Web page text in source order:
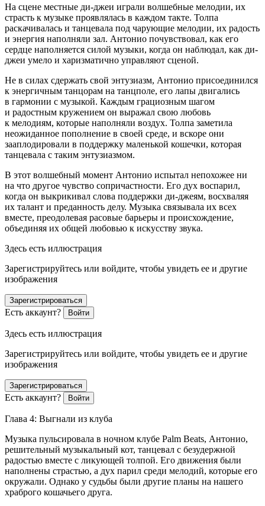
На сцене местные ди-джеи играли волшебные мелодии, их
страсть к музыке проявлялась в каждом такте. Толпа
раскачивалась и танцевала под чарующие мелодии, их радость
и энергия наполняли зал. Антонио почувствовал, как его
сердце наполняется силой музыки, когда он наблюдал, как ди-
джеи умело и харизматично управляют сценой.
Не в силах сдержать свой энтузиазм, Антонио присоединился
к энергичным танцорам на танцполе, его лапы двигались
в гармонии с музыкой. Каждым грациозным шагом
и радостным кружением он выражал свою любовь
к мелодиям, которые наполняли воздух. Толпа заметила
неожиданное пополнение в своей среде, и вскоре они
зааплодировали в поддержку маленькой кошечки, которая
танцевала с таким энтузиазмом.
В этот волшебный момент Антонио испытал непохожее ни
на что другое чувство сопричастности. Его дух воспарил,
когда он выкрикивал слова поддержки ди-джеям, восхваляя
их талант и преданность делу. Музыка связывала их всех
вместе, преодолевая расовые барьеры и происхождение,
объединяя их общей любовью к искусству звука.
Здесь есть иллюстрация
Зарегистрируйтесь или войдите, чтобы увидеть ее и другие
изображения
Зарегистрироваться
Есть аккаунт? Войти
Здесь есть иллюстрация
Зарегистрируйтесь или войдите, чтобы увидеть ее и другие
изображения
Зарегистрироваться
Есть аккаунт? Войти
Глава 4: Выгнали из клуба
Музыка пульсировала в ночном клубе Palm Beats, Антонио,
решительный музыкальный кот, танцевал с безудержной
радостью вместе с ликующей толпой. Его движения были
наполнены страстью, а дух парил среди мелодий, которые его
окружали. Однако у судьбы были другие планы на нашего
храброго кошачьего друга.